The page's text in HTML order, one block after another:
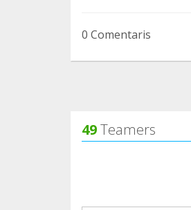
0 Comentaris
49Teamers